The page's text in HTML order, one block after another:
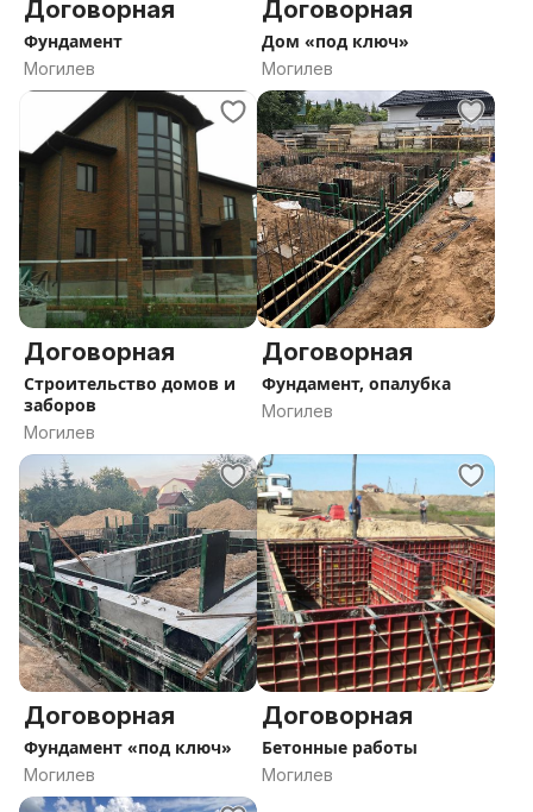
Договорная
Фундамент
Могилев
Договорная
Дом «под ключ»
Могилев
Договорная
Строительство домов и
заборов
Могилев
Договорная
Фундамент, опалубка
Могилев
Договорная
Фундамент «под ключ»
Могилев
Договорная
Бетонные работы
Могилев